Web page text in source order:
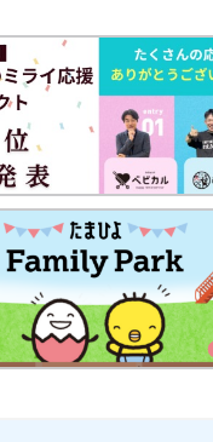
がシェアした投稿
モビールをつくり始めた
テルカラーの毛糸を探し
好みの色を購入。費用は
したそう。ねんね期の赤